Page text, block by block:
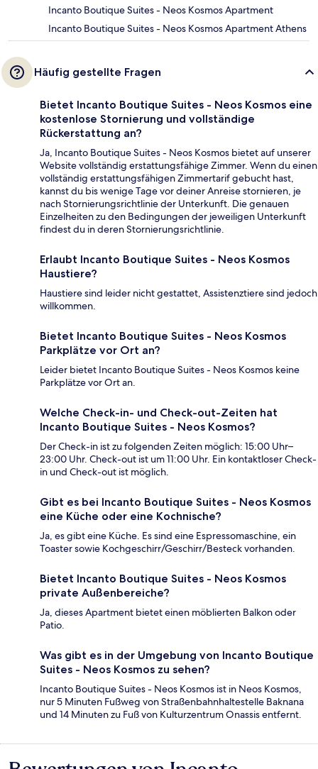
Incanto Boutique Suites - Neos Kosmos Apartment
Incanto Boutique Suites - Neos Kosmos Apartment Athens
Häufig gestellte Fragen
Bietet Incanto Boutique Suites - Neos Kosmos eine
kostenlose Stornierung und vollständige
Rückerstattung an?
Ja, Incanto Boutique Suites - Neos Kosmos bietet auf unserer
Website vollständig erstattungsfähige Zimmer. Wenn du einen
vollständig erstattungsfähigen Zimmertarif gebucht hast,
kannst du bis wenige Tage vor deiner Anreise stornieren, je
nach Stornierungsrichtlinie der Unterkunft. Die genauen
Einzelheiten zu den Bedingungen der jeweiligen Unterkunft
findest du in deren Stornierungsrichtlinie.
Erlaubt Incanto Boutique Suites - Neos Kosmos
Haustiere?
Haustiere sind leider nicht gestattet, Assistenztiere sind jedoch
willkommen.
Bietet Incanto Boutique Suites - Neos Kosmos
Parkplätze vor Ort an?
Leider bietet Incanto Boutique Suites - Neos Kosmos keine
Parkplätze vor Ort an.
Welche Check-in- und Check-out-Zeiten hat
Incanto Boutique Suites - Neos Kosmos?
Der Check-in ist zu folgenden Zeiten möglich: 15:00 Uhr–
23:00 Uhr. Check-out ist um 11:00 Uhr. Ein kontaktloser Check-
in und Check-out ist möglich.
Gibt es bei Incanto Boutique Suites - Neos Kosmos
eine Küche oder eine Kochnische?
Ja, es gibt eine Küche. Es sind eine Espressomaschine, ein
Toaster sowie Kochgeschirr/Geschirr/Besteck vorhanden.
Bietet Incanto Boutique Suites - Neos Kosmos
private Außenbereiche?
Ja, dieses Apartment bietet einen möblierten Balkon oder
Patio.
Was gibt es in der Umgebung von Incanto Boutique
Suites - Neos Kosmos zu sehen?
Incanto Boutique Suites - Neos Kosmos ist in Neos Kosmos,
nur 5 Minuten Fußweg von Straßenbahnhaltestelle Baknana
und 14 Minuten zu Fuß von Kulturzentrum Onassis entfernt.